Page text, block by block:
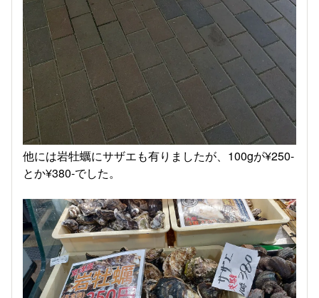
他には岩牡蠣にサザエも有りましたが、100gが¥250-
とか¥380-でした。